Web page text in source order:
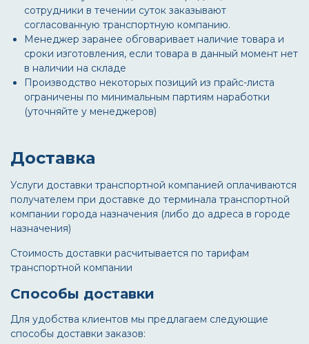
сотрудники в течении суток заказывают
согласованную транспортную компанию.
Менеджер заранее обговаривает наличие товара и
сроки изготовления, если товара в данный момент нет
в наличии на складе
Производство некоторых позиций из прайс-листа
ограничены по минимальным партиям наработки
(уточняйте у менеджеров)
Доставка
Услуги доставки транспортной компанией оплачиваются
получателем при доставке до терминала транспортной
компании города назначения (либо до адреса в городе
назначения)
Стоимость доставки расчитывается по тарифам
транспортной компании
Способы доставки
Для удобства клиентов мы предлагаем следующие
способы доставки заказов: